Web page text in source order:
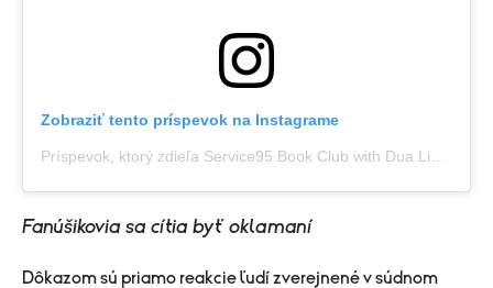
Zobraziť tento príspevok na Instagrame
Fanúšikovia sa cítia byť oklamaní
Dôkazom sú priamo reakcie ľudí zverejnené v súdnom